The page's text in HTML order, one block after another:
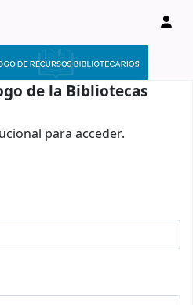
de la Bibliotecas
para acceder.